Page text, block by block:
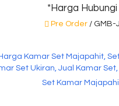
*Harga Hubungi
Pre Order/ GMB-
Set Kamar